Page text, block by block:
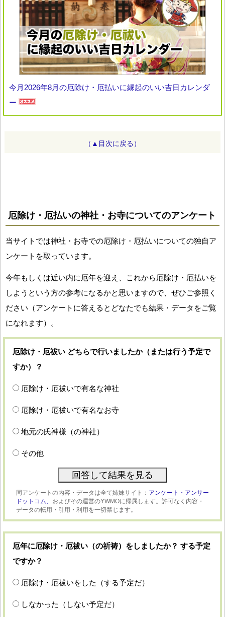
今月2026年8月の厄除け・厄払いに縁起のいい吉日カレンダ
ー
（▲目次に戻る）
厄除け・厄払いの神社・お寺についてのアンケート
当サイトでは神社・お寺での厄除け・厄払いについての独自ア
ンケートを取っています。
今年もしくは近い内に厄年を迎え、これから厄除け・厄払いを
しようという方の参考になるかと思いますので、ぜひご参照く
ださい（アンケートに答えるとどなたでも結果・データをご覧
になれます）。
厄除け・厄祓い どちらで行いましたか（または行う予定で
すか）？
厄除け・厄祓いで有名な神社
厄除け・厄祓いで有名なお寺
地元の氏神様（の神社）
その他
同アンケートの内容・データは全て姉妹サイト： アンケート・アンサー
ドットコム、 およびその運営のYWMOに帰属します。許可なく内容・
データの転用・引用・利用を一切禁じます。
厄年に厄除け・厄祓い（の祈祷）をしましたか？ する予定
ですか？
厄除け・厄祓いをした（する予定だ）
しなかった（しない予定だ）